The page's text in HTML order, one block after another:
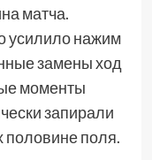
матча.
усилило нажим
замены ход
моменты
запирали
половине поля.